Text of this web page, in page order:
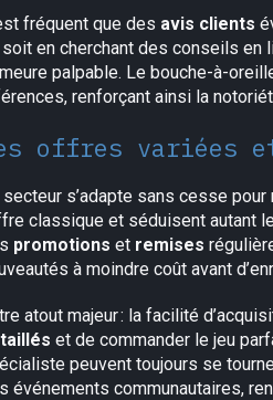
fréquent que des avis clients
en cherchant des conseils en
palpable. Le bouche-à-
renforçant ainsi la
offres variées
secteur s’adapte sans cesse
classique et séduisent autant
promotions et remises
à moindre coût avant
atout majeur : la facilité
et de commander le jeu
peuvent toujours se
événements communautaires,